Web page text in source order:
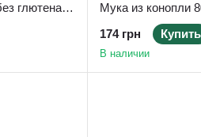
Нут органический без глютена 400 г ТМ Ahimsa
174 грн
Купить
В наличии